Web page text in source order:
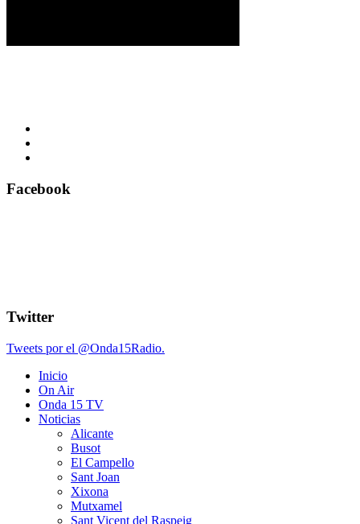
Facebook
Twitter
Tweets por el @Onda15Radio.
Inicio
On Air
Onda 15 TV
Noticias
Alicante
Busot
El Campello
Sant Joan
Xixona
Mutxamel
Sant Vicent del Raspeig